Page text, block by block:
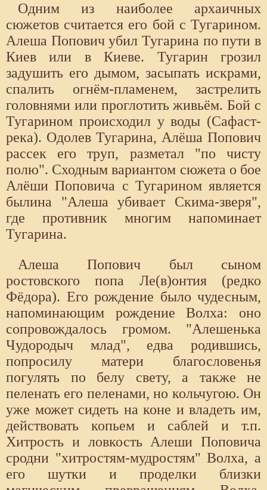
Одним из наиболее архаичных
сюжетов считается его бой с Тугарином.
Алеша Попович убил Тугарина по пути в
Киев или в Киеве. Тугарин грозил
задушить его дымом, засыпать искрами,
спалить огнём-пламенем, застрелить
головнями или проглотить живьём. Бой с
Тугарином происходил у воды (Сафаст-
река). Одолев Тугарина, Алёша Попович
рассек его труп, разметал "по чисту
полю". Сходным вариантом сюжета о бое
Алёши Поповича с Тугарином является
былина "Алеша убивает Скима-зверя",
где противник многим напоминает
Тугарина.
Алеша Попович был сыном
ростовского попа Ле(в)онтия (редко
Фёдора). Его рождение было чудесным,
напоминающим рождение Волха: оно
сопровождалось громом. "Алешенька
Чудородыч млад", едва родившись,
попросилу матери благословенья
погулять по белу свету, а также не
пеленать его пеленами, но кольчугою. Он
уже может сидеть на коне и владеть им,
действовать копьем и саблей и т.п.
Хитрость и ловкость Алеши Поповича
сродни "хитростям-мудростям" Волха, а
его шутки и проделки близки